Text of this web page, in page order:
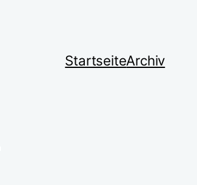
StartseiteArchiv